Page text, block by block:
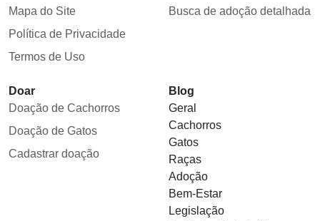
Mapa do Site
Política de Privacidade
Termos de Uso
Busca de adoção detalhada
Doar
Doação de Cachorros
Doação de Gatos
Cadastrar doação
Blog
Geral
Cachorros
Gatos
Raças
Adoção
Bem-Estar
Legislação